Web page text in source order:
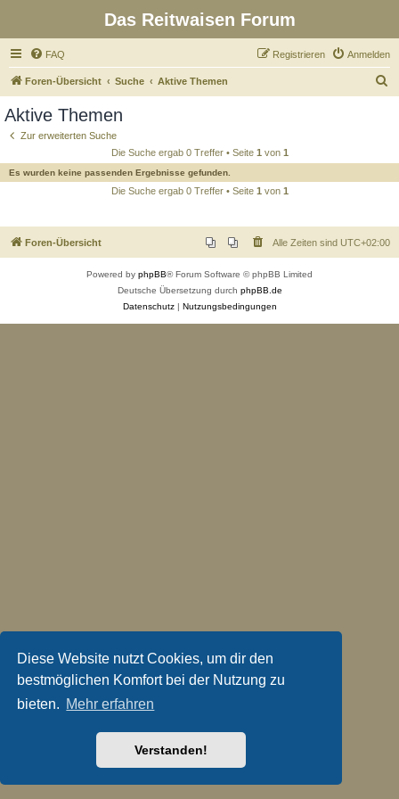
Diese Website nutzt Cookies, um dir den
bestmöglichen Komfort bei der Nutzung zu
bieten. Mehr erfahren
Verstanden!
Das Reitwaisen Forum
FAQ Anmelden
Registrieren
Foren-Übersicht Suche Aktive Themen
e
Aktive Themen
Zur erweiterten Suche
Die Suche ergab 0 Treffer • Seite 1 von 1
Es wurden keine passenden Ergebnisse gefunden.
Die Suche ergab 0 Treffer • Seite 1 von 1
Foren-Übersicht Alle Zeiten sind UTC+02:00
Powered by phpBB® Forum Software © phpBB Limited
Deutsche Übersetzung durch phpBB.de
Datenschutz| Nutzungsbedingungen